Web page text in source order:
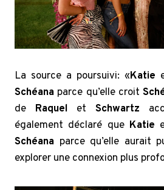
La source a poursuivi: «Katie
Schéana parce qu’elle croit
de Raquel etSchwartz
également déclaré que Katie
Schéana parce qu’elle aurait
explorer une connexion plus